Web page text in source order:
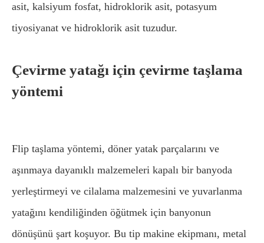
asit, kalsiyum fosfat, hidroklorik asit, potasyum
tiyosiyanat ve hidroklorik asit tuzudur.
Çevirme yatağı için çevirme taşlama
yöntemi
Flip taşlama yöntemi, döner yatak parçalarını ve
aşınmaya dayanıklı malzemeleri kapalı bir banyoda
yerleştirmeyi ve cilalama malzemesini ve yuvarlanma
yatağını kendiliğinden öğütmek için banyonun
dönüşünü şart koşuyor. Bu tip makine ekipmanı, metal